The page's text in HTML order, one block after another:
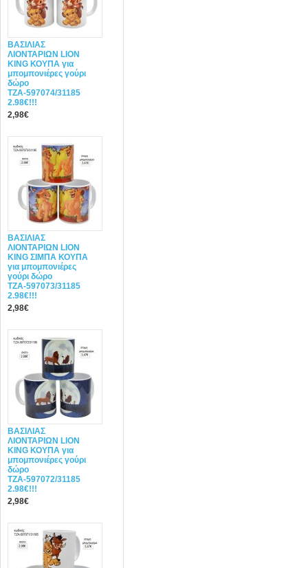
ΒΑΣΙΛΙΑΣ
ΛΙΟΝΤΑΡΙΩΝ LION
KING ΚΟΥΠΑ για
μπομπονιέρες γούρι
δώρο
ΤΖΑ-597074/31185
2.98€!!!
2,98€
ΒΑΣΙΛΙΑΣ
ΛΙΟΝΤΑΡΙΩΝ LION
KING ΣΙΜΠΑ ΚΟΥΠΑ
για μπομπονιέρες
γούρι δώρο
ΤΖΑ-597073/31185
2.98€!!!
2,98€
ΒΑΣΙΛΙΑΣ
ΛΙΟΝΤΑΡΙΩΝ LION
KING ΚΟΥΠΑ για
μπομπονιέρες γούρι
δώρο
ΤΖΑ-597072/31185
2.98€!!!
2,98€